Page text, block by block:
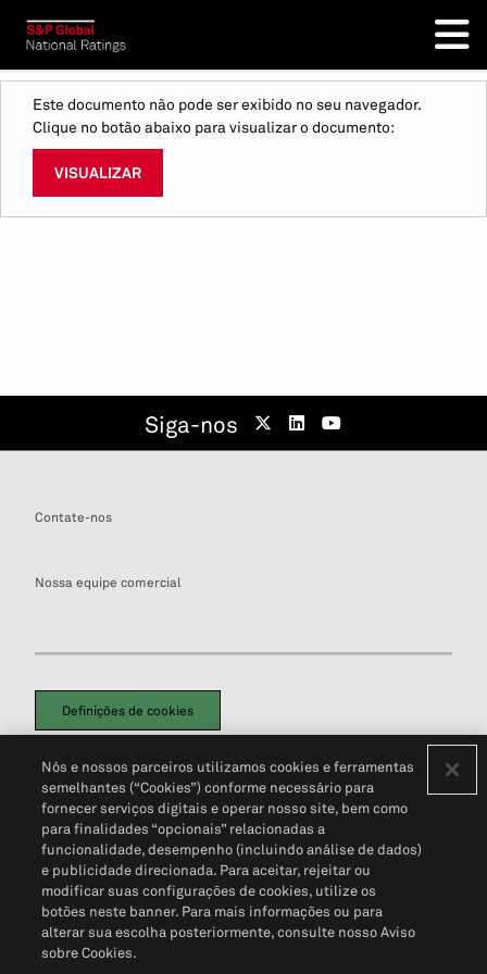
Este documento não pode ser exibido no seu navegador.
Clique no botão abaixo para visualizar o documento:
VISUALIZAR
Siga-nos
Contate-nos
Nossa equipe comercial
Definições de cookies
Política de PrivacidadePortal de privacidade do cliente (em inglês)
Não Venda Minhas Informações Pessoais© 2026 S&P Global
Nós e nossos parceiros utilizamos cookies e ferramentas
semelhantes (“Cookies”) conforme necessário para
fornecer serviços digitais e operar nosso site, bem como
para finalidades “opcionais” relacionadas a
funcionalidade, desempenho (incluindo análise de dados)
e publicidade direcionada. Para aceitar, rejeitar ou
modificar suas configurações de cookies, utilize os
botões neste banner. Para mais informações ou para
alterar sua escolha posteriormente, consulte nosso Aviso
sobre Cookies.